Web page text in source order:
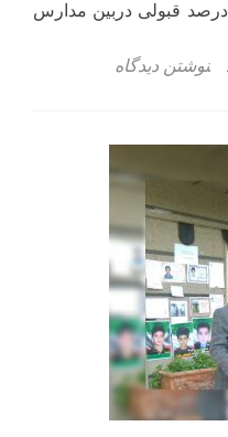
درصد قبولی دربین مدارس
نوشتن دیدگاه